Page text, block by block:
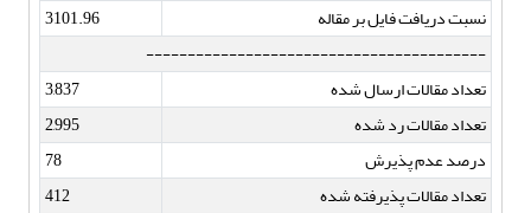
نسبت دریافت فایل بر مقاله
3101.96
-----------------------------------------
تعداد مقالات ارسال شده
3,837
تعداد مقالات رد شده
2,995
درصد عدم پذیرش
78
تعداد مقالات پذیرفته شده
412